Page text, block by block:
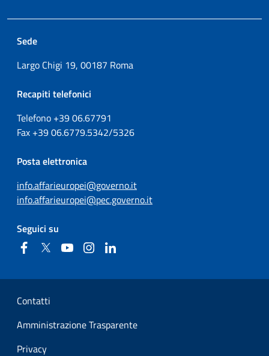
Sede
Largo Chigi 19, 00187 Roma
Recapiti telefonici
Telefono +3906.67791
Fax +3906.6779.5342/5326
Posta elettronica
info.affarieuropei@governo.it
info.affarieuropei@pec.governo.it
Seguici su
FacebookTwitter YouTubeInstagram
Sezione Link Utili
Contatti
Amministrazione Trasparente
Privacy